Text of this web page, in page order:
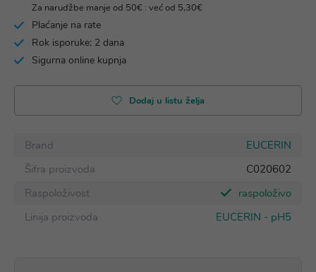
Za narudžbe manje od 50€ : već od 5,30€
Plaćanje na rate
Rok isporuke: 2 dana
Sigurna online kupnja
Dodaj u listu želja
Brand
EUCERIN
Šifra proizvoda
C020602
Raspoloživost
raspoloživo
Linija proizvoda
EUCERIN - pH5